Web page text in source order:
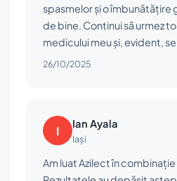
spasmelor și o îmbunătățire
de bine. Continui să urmez
medicului meu și, evident,
26/10/2025
I Ian Ayala
Iași
Am luat Azilect în